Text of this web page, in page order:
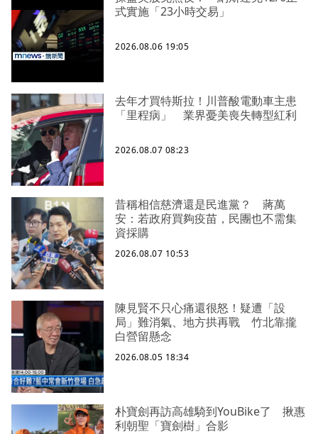
式實施「23小時交易」
2026.08.06 19:05
去年才買特斯拉！川普酸電動車主患
「里程病」 業界憂美喪失轉型紅利
2026.08.07 08:23
昔稱相信慈濟還是民進黨？ 蔣萬
安：若政府買夠疫苗，民團也不需集
資採購
2026.08.07 10:53
陳見賢不只心痛還很怒！疑遭「設
局」難消氣、地方拱再戰 竹北靠攏
白營留懸念
2026.08.05 18:34
朴寶劍再訪高雄騎到YouBike了 揪惠
利朝聖「寶劍樹」合影